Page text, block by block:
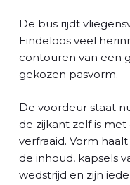
De bus rijdt
Eindeloos veel
contouren van een
gekozen pasvorm.
De voordeur staat
de zijkant zelf is
verfraaid. Vorm
de inhoud, kapsels
wedstrijd en zijn